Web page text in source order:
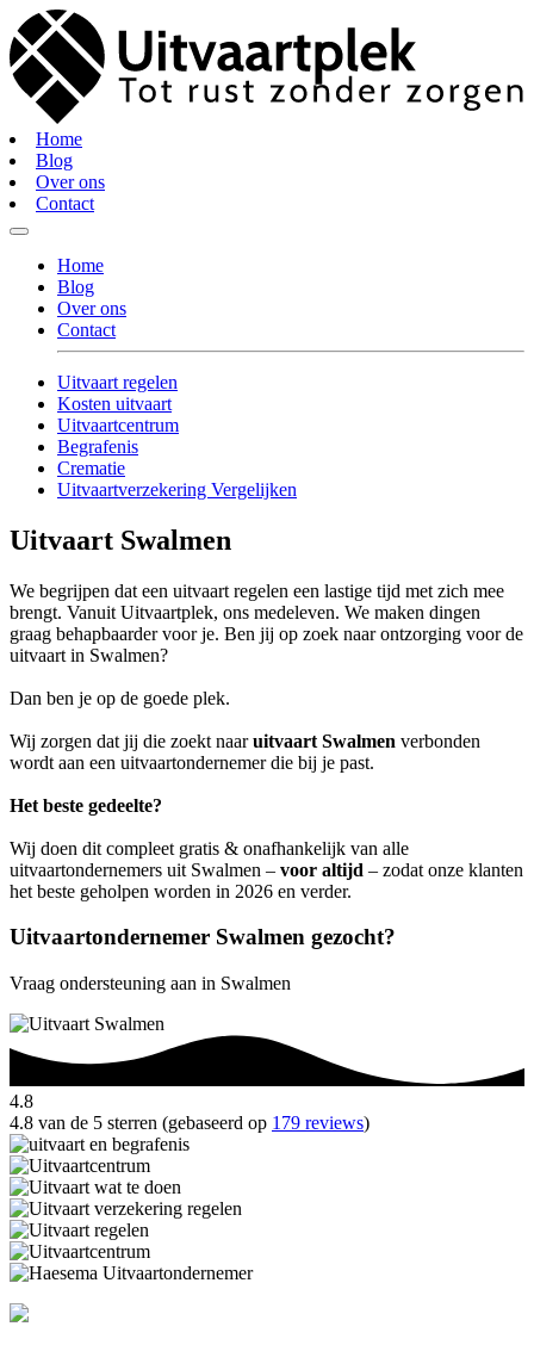
Home
Blog
Over ons
Contact
Home
Blog
Over ons
Contact
Uitvaart regelen
Kosten uitvaart
Uitvaartcentrum
Begrafenis
Crematie
Uitvaartverzekering Vergelijken
Uitvaart Swalmen
We begrijpen dat een uitvaart regelen een lastige tijd met zich mee
brengt. Vanuit Uitvaartplek, ons medeleven. We maken dingen
graag behapbaarder voor je. Ben jij op zoek naar ontzorging voor de
uitvaart in Swalmen?
Dan ben je op de goede plek.
Wij zorgen dat jij die zoekt naaruitvaart Swalmen verbonden
wordt aan een uitvaartondernemer die bij je past.
Het beste gedeelte?
Wij doen dit compleet gratis & onafhankelijk van alle
uitvaartondernemers uit Swalmen – voor altijd – zodat onze klanten
het beste geholpen worden in 2026 en verder.
Uitvaartondernemer Swalmen gezocht?
Vraag ondersteuning aan in Swalmen
4.8
4.8 van de 5 sterren (gebaseerd op 179 reviews)